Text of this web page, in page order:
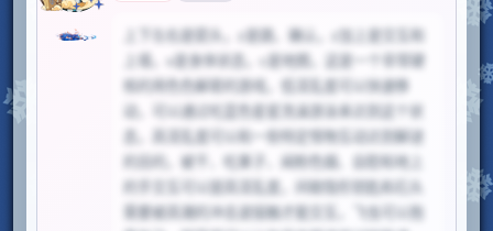
上下左右是箭头，z是跳、确认，z加上是交互和
核的用色色解密的游戏，低淫乱度可以快速移
动，可以通过吃蓝色星星洗澡游泳来达到这个状
态，高淫乱度可以和一些特定怪物互动达到解谜
的目的，被干、吃果子、闻粉色烟、自慰和地上
需要被高潮的冲击波接触才能交互，飞虫可以抱